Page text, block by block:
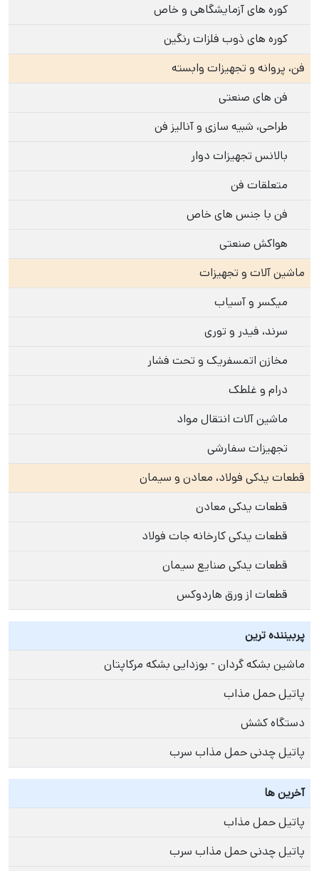
کوره های آزمایشگاهی و خاص
کوره های ذوب فلزات رنگین
فن، پروانه و تجهیزات وابسته
فن های صنعتی
طراحی، شبیه سازی و آنالیز فن
بالانس تجهیزات دوار
متعلقات فن
فن با جنس های خاص
هواکش صنعتی
ماشین آلات و تجهیزات
میکسر و آسیاب
سرند، فیدر و توری
مخازن اتمسفریک و تحت فشار
درام و غلطک
ماشین آلات انتقال مواد
تجهیزات سفارشی
قطعات یدکی فولاد، معادن و سیمان
قطعات یدکی معادن
قطعات یدکی کارخانه جات فولاد
قطعات یدکی صنایع سیمان
قطعات از ورق هاردوکس
پربیننده ترین
ماشین بشکه گردان - بوزدایی بشکه مرکاپتان
پاتیل حمل مذاب
دستگاه کشش
پاتیل چدنی حمل مذاب سرب
آخرین ها
پاتیل حمل مذاب
پاتیل چدنی حمل مذاب سرب